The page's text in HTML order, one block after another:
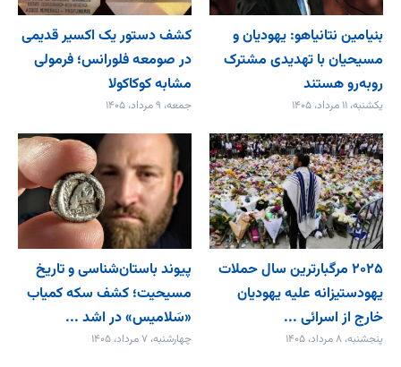
بنیامین نتانیاهو: یهودیان و
مسیحیان با تهدیدی مشترک
روبه‌رو هستند
یکشنبه، ۱۱ مرداد، ۱۴۰۵
کشف دستور یک اکسیر قدیمی
در صومعه فلورانس؛ فرمولی
مشابه کوکاکولا
جمعه، ۹ مرداد، ۱۴۰۵
۲۰۲۵ مرگبارترین سال حملات
یهودستیزانه علیه یهودیان
خارج از اسرائی ...
پنجشنبه، ۸ مرداد، ۱۴۰۵
پیوند باستان‌شناسی و تاریخ
مسیحیت؛ کشف سکه کمیاب
«سَلامیس» در اشد ...
چهارشنبه، ۷ مرداد، ۱۴۰۵